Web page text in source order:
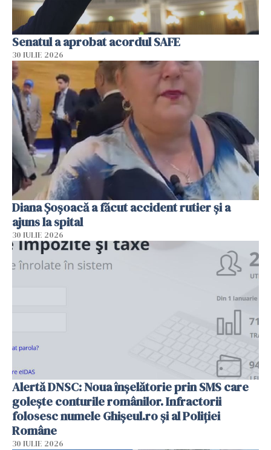
Senatul a aprobat acordul SAFE
30 IULIE 2026
Diana Șoșoacă a făcut accident rutier și a
ajuns la spital
30 IULIE 2026
Alertă DNSC: Noua înșelătorie prin SMS care
golește conturile românilor. Infractorii
folosesc numele Ghișeul.ro și al Poliției
Române
30 IULIE 2026